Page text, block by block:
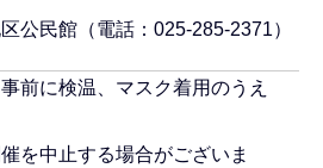
公民館（電話：025-285-2371）
前に検温、マスク着用のうえ
を中止する場合がございま